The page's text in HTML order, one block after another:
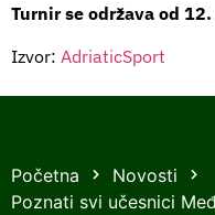
Turnir se održava od
Izvor: AdriaticSport
Početna
Novosti
Poznati svi učesnici